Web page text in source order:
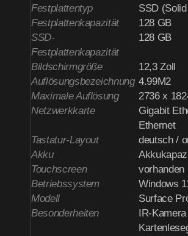
Festplattentyp
SSD
Festplattenkapazität
128 GB
SSD-
Festplattenkapazität
128 GB
Bildschirmgröße
12,3 Zoll
Auflösungsbezeichnung 4.99M2
Maximale Auflösung
2736 x
Netzwerkkarte
Gigabit
Ethernet
Tastatur-Layout
deutsch /
Akku
Touchscreen
vorhanden
Betriebssystem
Windows
Modell
Surface
Besonderheiten
IR-Kamera